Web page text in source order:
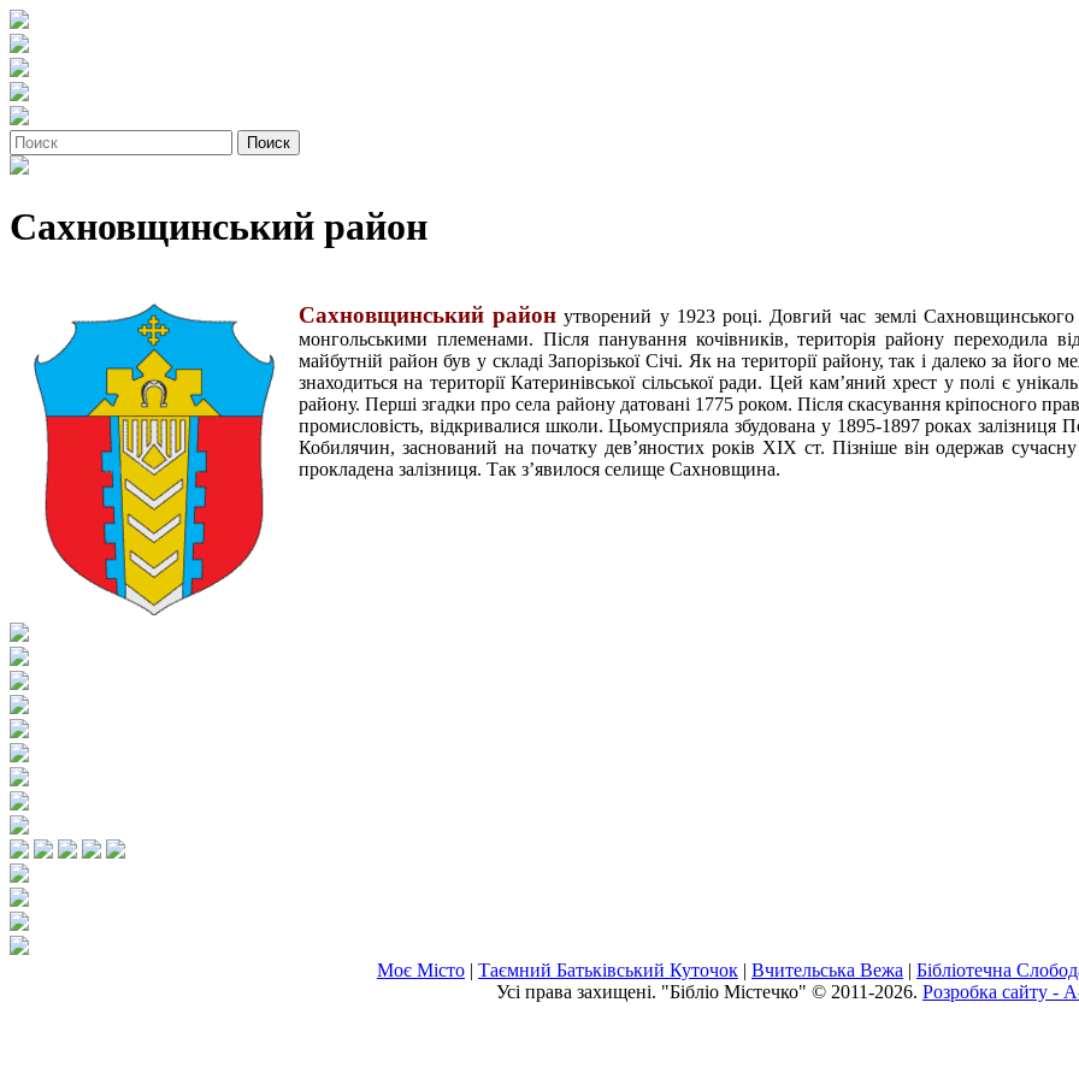
Сахновщинський район
Сахновщинський район утворений у 1923 році. Довгий час землі
монгольськими племенами. Після панування кочівників, територія району переходила
майбутній район був у складі Запорізької Січі. Як на території району, так і далеко за його
знаходиться на території Катеринівської сільської ради. Цей кам’яний хрест у полі є
району.Перші згадки про села району датовані 1775 роком. Після скасування кріпосного
промисловість, відкривалися школи. Цьомусприяла збудована у 1895-1897 роках залізниця
Кобилячин, заснований на початку дев’яностих років ХІХ ст. Пізніше він одержав
прокладена залізниця. Так з’явилося селище Сахновщина.
Моє Місто | Таємний Батьківський Куточок | Вчительська Вежа | Бібліотечна
Усі права захищені. "Бібліо Містечко" © 2011-2026. Розробка сайту -